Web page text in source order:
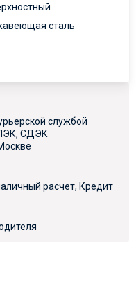
сталь
службой
СДЭК
расчет, Кредит